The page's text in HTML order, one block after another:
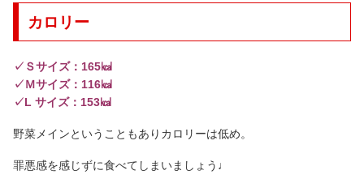
カロリー
✓Ｓサイズ：165㎉
✓Ｍサイズ：116㎉
✓L サイズ：153㎉
野菜メインということもありカロリーは低め。
罪悪感を感じずに食べてしまいましょう♩